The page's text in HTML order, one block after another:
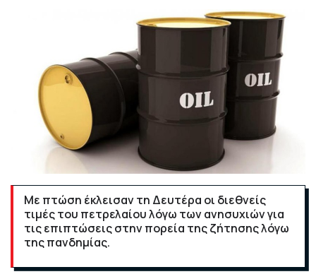
Με πτώση έκλεισαν τη Δευτέρα οι διεθνείς
τιμές του πετρελαίου λόγω των ανησυχιών για
τις επιπτώσεις στην πορεία της ζήτησης λόγω
της πανδημίας.